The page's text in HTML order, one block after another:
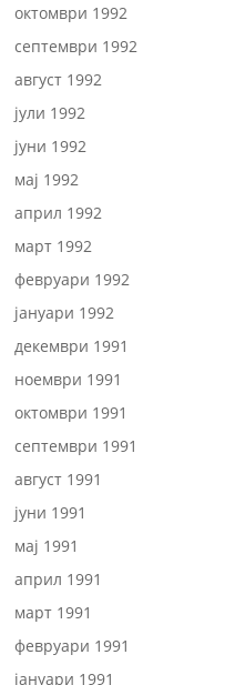
октомври 1992
септември 1992
август 1992
јули 1992
јуни 1992
мај 1992
април 1992
март 1992
февруари 1992
јануари 1992
декември 1991
ноември 1991
октомври 1991
септември 1991
август 1991
јуни 1991
мај 1991
април 1991
март 1991
февруари 1991
јануари 1991